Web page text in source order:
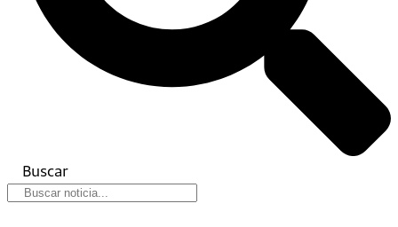
Buscar